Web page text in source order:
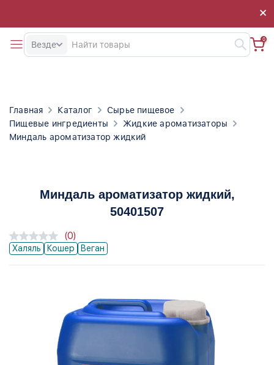
×
×
Везде
0
Главная Каталог
Сырье пищевое
Пищевые ингредиенты
Жидкие ароматизаторы
Миндаль ароматизатор жидкий
Миндаль ароматизатор жидкий,
50401507
Халяль Кошер Веган
(0)